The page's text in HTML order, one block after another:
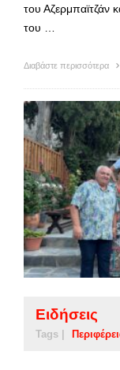
του Αζερμπαϊτζάν
του …
Διαβάστε περισσότερα
Ειδήσεις
Tags |